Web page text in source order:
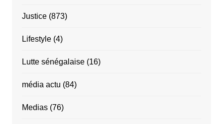
Justice(873)
Lifestyle(4)
Lutte sénégalaise(16)
média actu (84)
Medias(76)